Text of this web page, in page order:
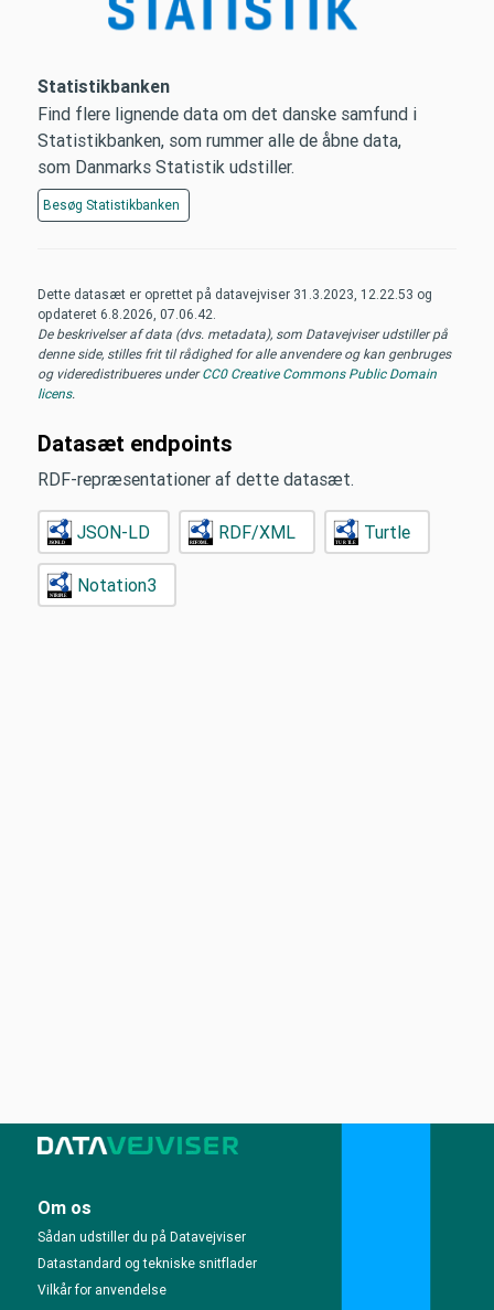
Statistikbanken
Find flere lignende data om det danske samfund i
Statistikbanken, som rummer alle de åbne data,
som Danmarks Statistik udstiller.
Besøg Statistikbanken
Dette datasæt er oprettet på datavejviser 31.3.2023, 12.22.53 og
opdateret 6.8.2026, 07.06.42
De beskrivelser af data (dvs. metadata), som Datavejviser udstiller på
denne side, stilles frit til rådighed for alle anvendere og kan genbruges
og videredistribueres underCC0 Creative Commons Public Domain
licens.
Datasæt endpoints
RDF-repræsentationer af dette datasæt.
JSON-LD RDF/XML Turtle
Notation3
Om os
Sådan udstiller du på Datavejviser
Datastandard og tekniske snitflader
Vilkår for anvendelse